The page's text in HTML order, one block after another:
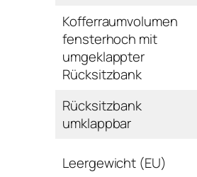
Kofferraumvolumen
fensterhoch mit
umgeklappter
Rücksitzbank
Rücksitzbank
umklappbar
Leergewicht (EU)